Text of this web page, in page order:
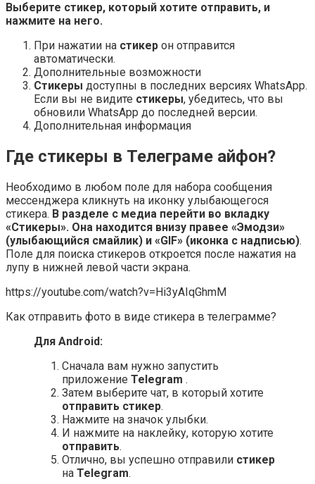
Выберите стикер, который хотите отправить, и
нажмите на него.
При нажатии на стикер он отправится
автоматически.
Дополнительные возможности
Стикеры доступны в последних версиях WhatsApp.
Если вы не видите стикеры, убедитесь, что вы
обновили WhatsApp до последней версии.
Дополнительная информация
Где стикеры в Телеграме айфон?
Необходимо в любом поле для набора сообщения
мессенджера кликнуть на иконку улыбающегося
стикера. В разделе с медиа перейти во вкладку
«Стикеры». Она находится внизу правее «Эмодзи»
(улыбающийся смайлик) и «GIF» (иконка с надписью).
Поле для поиска стикеров откроется после нажатия на
лупу в нижней левой части экрана.
https://youtube.com/watch?v=Hi3yAIqGhmM
Как отправить фото в виде стикера в телеграмме?
Для Android:
Сначала вам нужно запустить
приложение Telegram .
Затем выберите чат, в который хотите
отправить стикер.
Нажмите на значок улыбки.
И нажмите на наклейку, которую хотите
отправить.
Отлично, вы успешно отправили стикер
на Telegram.